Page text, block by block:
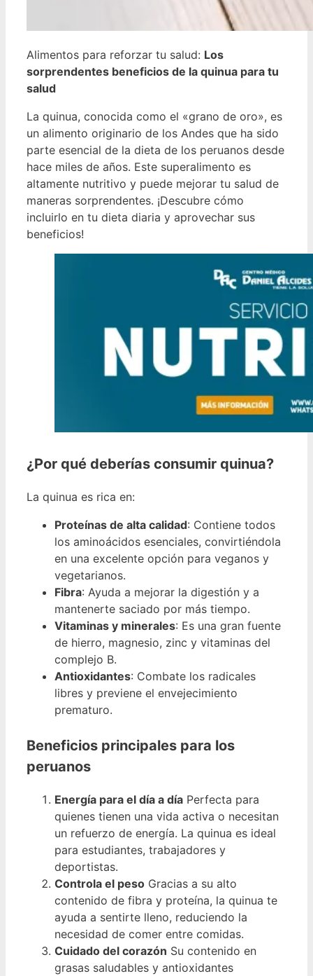
Alimentos para reforzar tu salud: Los
sorprendentes beneficios de la quinua para tu
salud
La quinua, conocida como el «grano de oro», es
un alimento originario de los Andes que ha sido
parte esencial de la dieta de los peruanos desde
hace miles de años. Este superalimento es
altamente nutritivo y puede mejorar tu salud de
maneras sorprendentes. ¡Descubre cómo
incluirlo en tu dieta diaria y aprovechar sus
beneficios!
¿Por qué deberías consumir quinua?
La quinua es rica en:
Proteínas de alta calidad: Contiene todos
los aminoácidos esenciales, convirtiéndola
en una excelente opción para veganos y
vegetarianos.
Fibra: Ayuda a mejorar la digestión y a
mantenerte saciado por más tiempo.
Vitaminas y minerales: Es una gran fuente
de hierro, magnesio, zinc y vitaminas del
complejo B.
Antioxidantes: Combate los radicales
libres y previene el envejecimiento
prematuro.
Beneficios principales para los
peruanos
Energía para el día a día Perfecta para
quienes tienen una vida activa o necesitan
un refuerzo de energía. La quinua es ideal
para estudiantes, trabajadores y
deportistas.
Controla el peso Gracias a su alto
contenido de fibra y proteína, la quinua te
ayuda a sentirte lleno, reduciendo la
necesidad de comer entre comidas.
Cuidado del corazón Su contenido en
grasas saludables y antioxidantes